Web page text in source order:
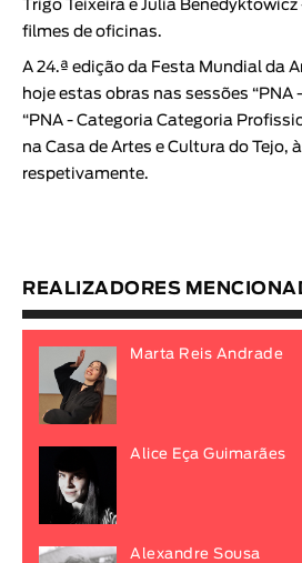
Trigo Teixeira e Julia Benedyktowicz
filmes de oficinas.
A 24.ª edição da Festa Mundial da
hoje estas obras nas sessões “PNA
“PNA - Categoria Categoria
na Casa de Artes e Cultura do Tejo,
respetivamente.
REALIZADORES
Marta Reis Andrade
Alice Eça Guimarães
Alexandre Sousa